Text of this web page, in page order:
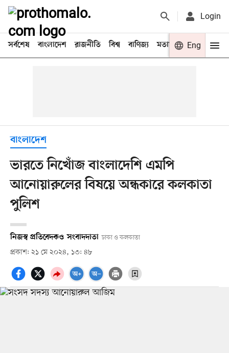
Login
সর্বশেষ বাংলাদেশ রাজনীতি বিশ্ব বাণিজ্য মতামত খেলা
Eng
বাংলাদেশ
ভারতে নিখোঁজ বাংলাদেশি এমপি
আনোয়ারুলের বিষয়ে অন্ধকারে কলকাতা
পুলিশ
নিজস্ব প্রতিবেদকও সংবাদদাতা ঢাকা ও কলকাতা
প্রকাশ: ২১ মে ২০২৪, ১৩: ৪৮